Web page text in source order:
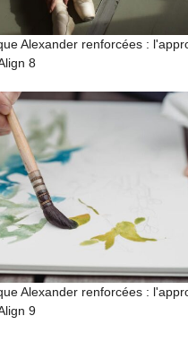
Alexander renforcées :
8
Alexander renforcées :
9